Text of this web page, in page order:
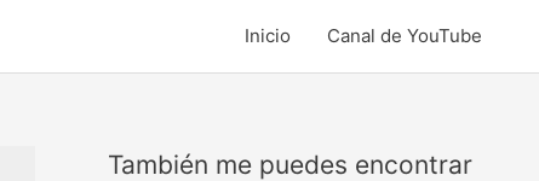
Inicio Canal de YouTube
También me puedes encontrar